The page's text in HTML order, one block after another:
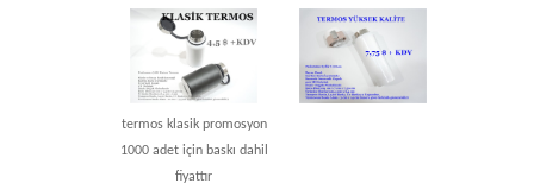
termos klasik promosyon
1000 adet için baskı dahil
fiyattır